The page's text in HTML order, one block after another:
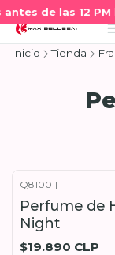
de las 12 PM
Inicio Tienda
Q81001|
Perfume de
Night
$19.890 CLP